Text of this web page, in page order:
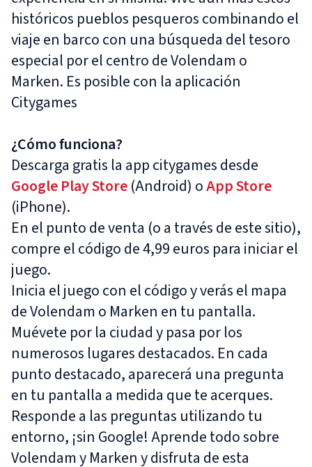
históricos pueblos pesqueros combinando el
viaje en barco con una búsqueda del tesoro
especial por el centro de Volendam o
Marken. Es posible con la aplicación
Citygames
¿Cómo funciona?
Descarga gratis la app citygames desde
Google Play Store(Android) oApp Store
(iPhone).
En el punto de venta (o a través de este sitio),
compre el código de 4,99 euros para iniciar el
juego.
Inicia el juego con el código y verás el mapa
de Volendam o Marken en tu pantalla.
Muévete por la ciudad y pasa por los
numerosos lugares destacados. En cada
punto destacado, aparecerá una pregunta
en tu pantalla a medida que te acerques.
Responde a las preguntas utilizando tu
entorno, ¡sin Google! Aprende todo sobre
Volendam y Marken y disfruta de esta